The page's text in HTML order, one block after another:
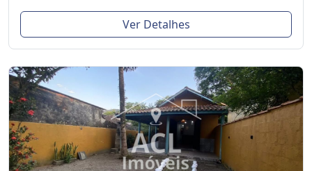
Ver Detalhes